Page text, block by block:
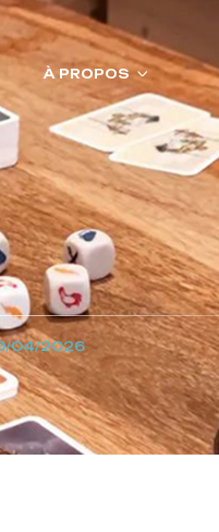
À PROPOS
04/2026